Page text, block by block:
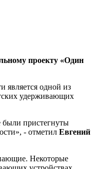
проекту «Один
является одной из
удерживающих
были пристегнуты
- отметил Евгений
Некоторые